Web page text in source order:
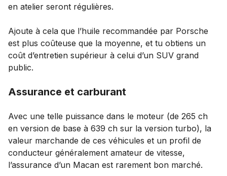
en atelier seront régulières.
Ajoute à cela que l’huile recommandée par Porsche
est plus coûteuse que la moyenne, et tu obtiens un
coût d’entretien supérieur à celui d’un SUV grand
public.
Assurance et carburant
Avec une telle puissance dans le moteur (de 265 ch
en version de base à 639 ch sur la version turbo), la
valeur marchande de ces véhicules et un profil de
conducteur généralement amateur de vitesse,
l’assurance d’un Macan est rarement bon marché.